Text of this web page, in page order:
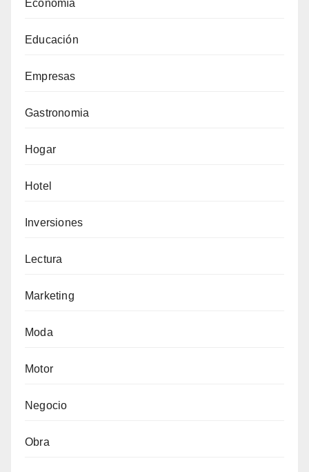
Economía
Educación
Empresas
Gastronomia
Hogar
Hotel
Inversiones
Lectura
Marketing
Moda
Motor
Negocio
Obra